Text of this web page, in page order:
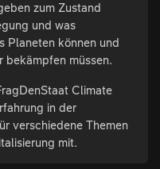
zum Zustand
und was
Planeten können und
bekämpfen müssen.
Climate
in der
verschiedene Themen
mit.